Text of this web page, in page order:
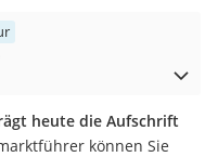
heute die Aufschrift
können Sie